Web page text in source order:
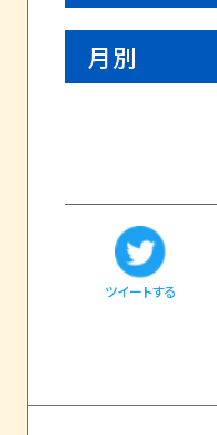
月別
ツイートする